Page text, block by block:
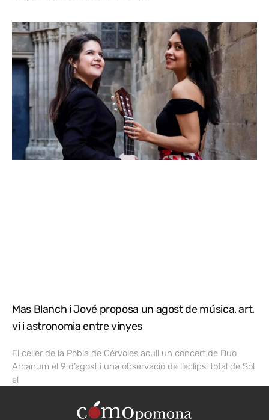
Mas Blanch i Jové proposa un agost de música, art,
vi i astronomia entre vinyes
El celler de la Pobla de Cérvoles acull un concert de Duo
Arcanum el 9 d’agost i una observació de l’eclipsi total de Sol
el